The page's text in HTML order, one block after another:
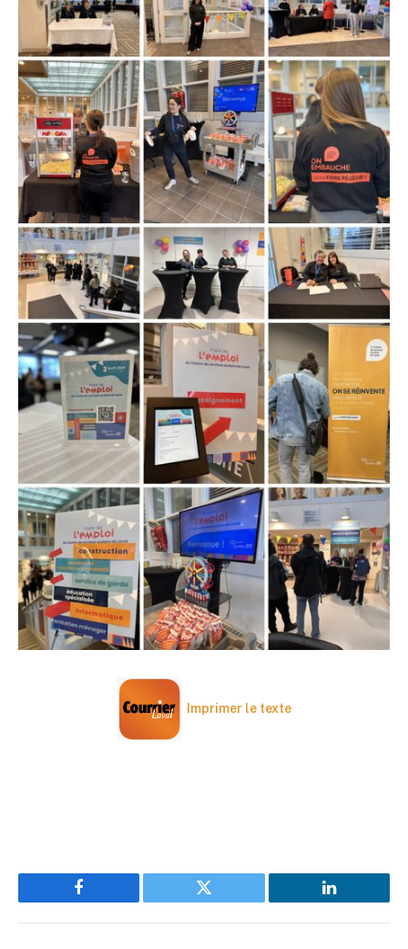
Imprimer le texte
Facebook Twitter LinkedIn